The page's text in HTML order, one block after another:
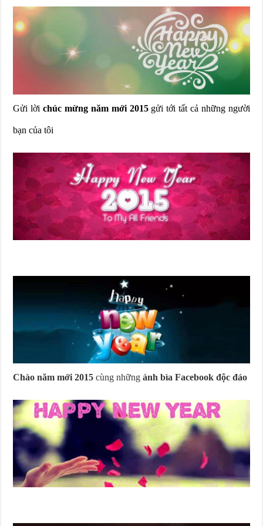
Gửi lời chúc mừng năm mới 2015gửi tới tất cả những người
bạn của tôi
Chào năm mới 2015 cùng nhữngảnh bìa Facebook độc đáo